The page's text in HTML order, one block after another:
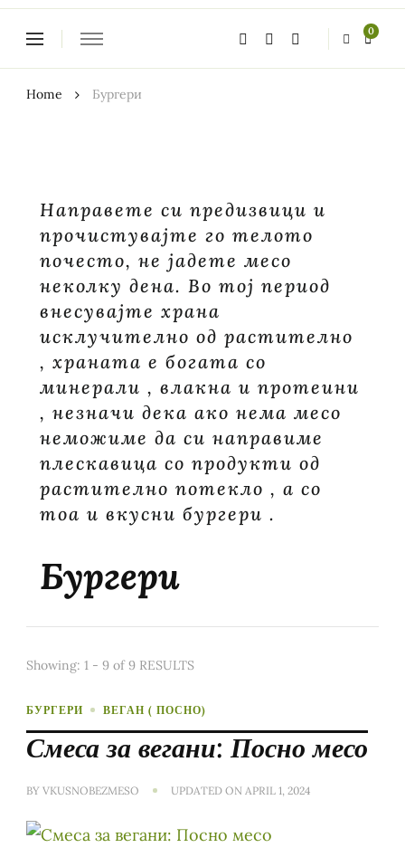
0
Home Бургери
Направете си предизвици и
прочистувајте го телото
почесто, не јадете месо
неколку дена. Во тој период
внесувајте храна
исклучително од растително
, храната е богата со
минерали , влакна и протеини
, незначи дека ако нема месо
неможиме да си направиме
плескавица со продукти од
растително потекло , а со
тоа и вкусни бургери .
Бургери
Showing: 1 - 9 of 9 RESULTS
БУРГЕРИ ВЕГАН ( ПОСНО)
Смеса за вегани: Посно месо
BY VKUSNOBEZMESO UPDATED ON APRIL 1, 2024